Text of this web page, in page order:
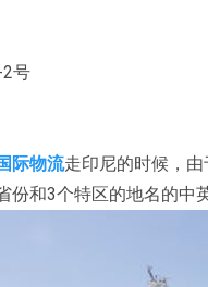
号
际物流走印尼的时候，
和3个特区的地名的中